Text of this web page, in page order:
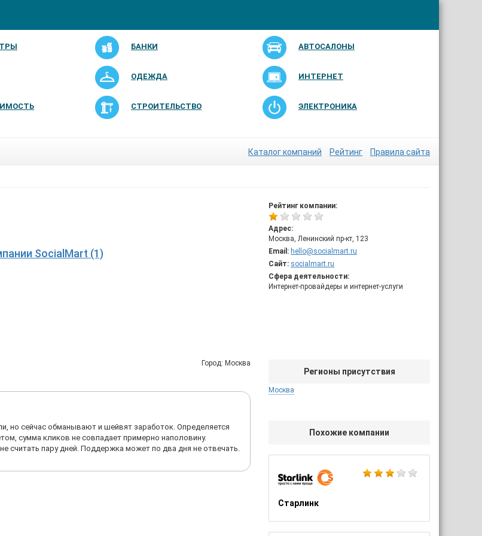
БАНКИ АВТОСАЛОНЫ
ОДЕЖДА ИНТЕРНЕТ
СТРОИТЕЛЬСТВО ЭЛЕКТРОНИКА
Каталог компаний Рейтинг Правила сайта
SocialMart (1)
Рейтинг компании:
Адрес:
Москва, Ленинский пр-кт, 123
Email: hello@socialmart.ru
Сайт: socialmart.ru
Сфера деятельности:
Интернет-провайдеры и интернет-услуги
Город: Москва
но сейчас обманывают и шейвят заработок. Определяется
сумма кликов не совпадает примерно наполовину.
считать пару дней. Поддержка может по два дня не отвечать.
Регионы присутствия
Москва
Похожие компании
Старлинк